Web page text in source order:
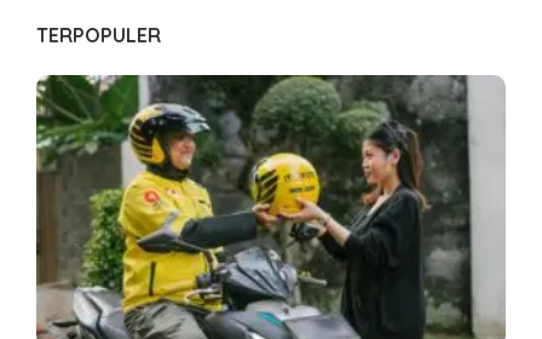
TERPOPULER